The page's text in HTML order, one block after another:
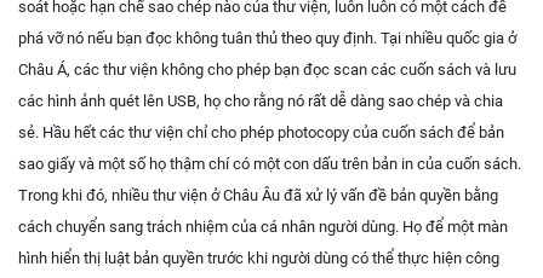
soát hoặc hạn chế sao chép nào của thư viện, luôn luôn có một cách để
phá vỡ nó nếu bạn đọc không tuân thủ theo quy định. Tại nhiều quốc gia ở
Châu Á, các thư viện không cho phép bạn đọc scan các cuốn sách và lưu
các hình ảnh quét lên USB, họ cho rằng nó rất dễ dàng sao chép và chia
sẻ. Hầu hết các thư viện chỉ cho phép photocopy của cuốn sách để bản
sao giấy và một số họ thậm chí có một con dấu trên bản in của cuốn sách.
Trong khi đó, nhiều thư viện ở Châu Âu đã xử lý vấn đề bản quyền bằng
cách chuyển sang trách nhiệm của cá nhân người dùng. Họ để một màn
hình hiển thị luật bản quyền trước khi người dùng có thể thực hiện công